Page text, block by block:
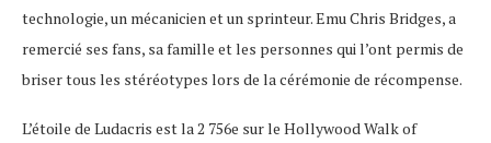
technologie, un mécanicien et un sprinteur. Emu Chris Bridges, a
remercié ses fans, sa famille et les personnes qui l’ont permis de
briser tous les stéréotypes lors de la cérémonie de récompense.
L’étoile de Ludacris est la 2 756e sur le Hollywood Walk of